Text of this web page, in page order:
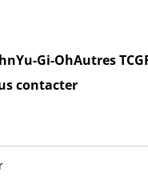
Yu-Gi-OhAutres TCG
contacter